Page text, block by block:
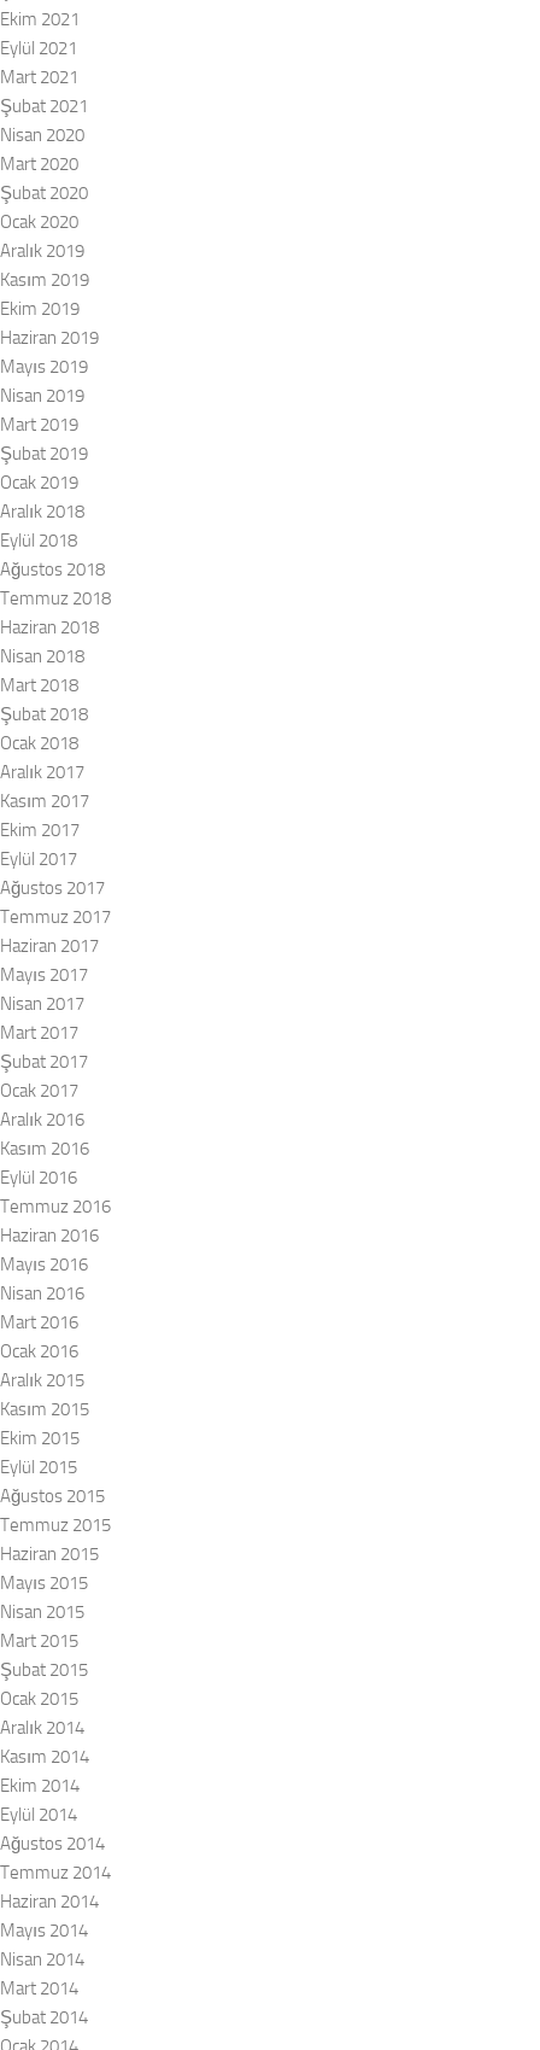
Ekim 2021
Eylül 2021
Mart 2021
Şubat 2021
Nisan 2020
Mart 2020
Şubat 2020
Ocak 2020
Aralık 2019
Kasım 2019
Ekim 2019
Haziran 2019
Mayıs 2019
Nisan 2019
Mart 2019
Şubat 2019
Ocak 2019
Aralık 2018
Eylül 2018
Ağustos 2018
Temmuz 2018
Haziran 2018
Nisan 2018
Mart 2018
Şubat 2018
Ocak 2018
Aralık 2017
Kasım 2017
Ekim 2017
Eylül 2017
Ağustos 2017
Temmuz 2017
Haziran 2017
Mayıs 2017
Nisan 2017
Mart 2017
Şubat 2017
Ocak 2017
Aralık 2016
Kasım 2016
Eylül 2016
Temmuz 2016
Haziran 2016
Mayıs 2016
Nisan 2016
Mart 2016
Ocak 2016
Aralık 2015
Kasım 2015
Ekim 2015
Eylül 2015
Ağustos 2015
Temmuz 2015
Haziran 2015
Mayıs 2015
Nisan 2015
Mart 2015
Şubat 2015
Ocak 2015
Aralık 2014
Kasım 2014
Ekim 2014
Eylül 2014
Ağustos 2014
Temmuz 2014
Haziran 2014
Mayıs 2014
Nisan 2014
Mart 2014
Şubat 2014